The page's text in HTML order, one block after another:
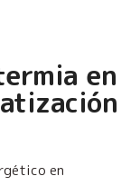
en
en